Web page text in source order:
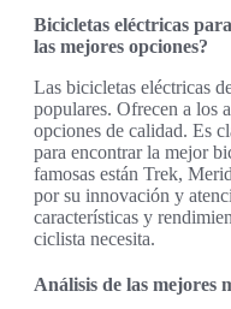
Bicicletas eléctricas
las mejores opciones?
Las bicicletas eléctricas
populares. Ofrecen a los
opciones de calidad. Es
para encontrar la mejor
famosas están Trek,
por su innovación y
características y
ciclista necesita.
Análisis de las mejores